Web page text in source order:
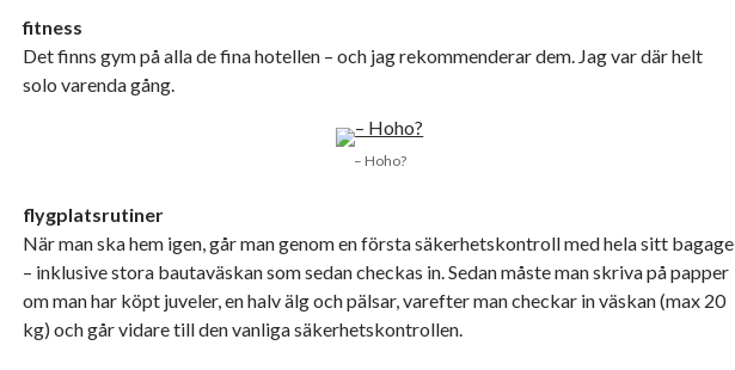
fitness
Det finns gym på alla de fina hotellen – och jag rekommenderar dem. Jag var där helt
solo varenda gång.
– Hoho?
flygplatsrutiner
När man ska hem igen, går man genom en första säkerhetskontroll med hela sitt bagage
– inklusive stora bautaväskan som sedan checkas in. Sedan måste man skriva på papper
om man har köpt juveler, en halv älg och pälsar, varefter man checkar in väskan (max 20
kg) och går vidare till den vanliga säkerhetskontrollen.